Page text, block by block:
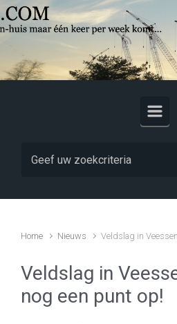
Skip to main content
Home Nieuws Veldslag in
Veldslag in
nog een punt op!